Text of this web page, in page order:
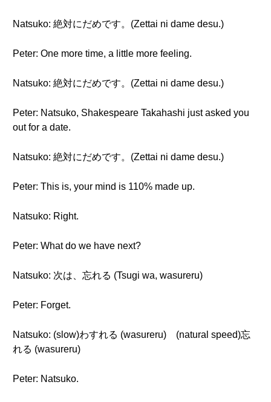
Natsuko: 絶対にだめです。(Zettai ni dame desu.)
Peter: One more time, a little more feeling.
Natsuko: 絶対にだめです。(Zettai ni dame desu.)
Peter: Natsuko, Shakespeare Takahashi just asked you
out for a date.
Natsuko: 絶対にだめです。(Zettai ni dame desu.)
Peter: This is, your mind is 110% made up.
Natsuko: Right.
Peter: What do we have next?
Natsuko: 次は、忘れる (Tsugi wa, wasureru)
Peter: Forget.
Natsuko: (slow)わすれる (wasureru) (natural speed)忘
れる (wasureru)
Peter: Natsuko.